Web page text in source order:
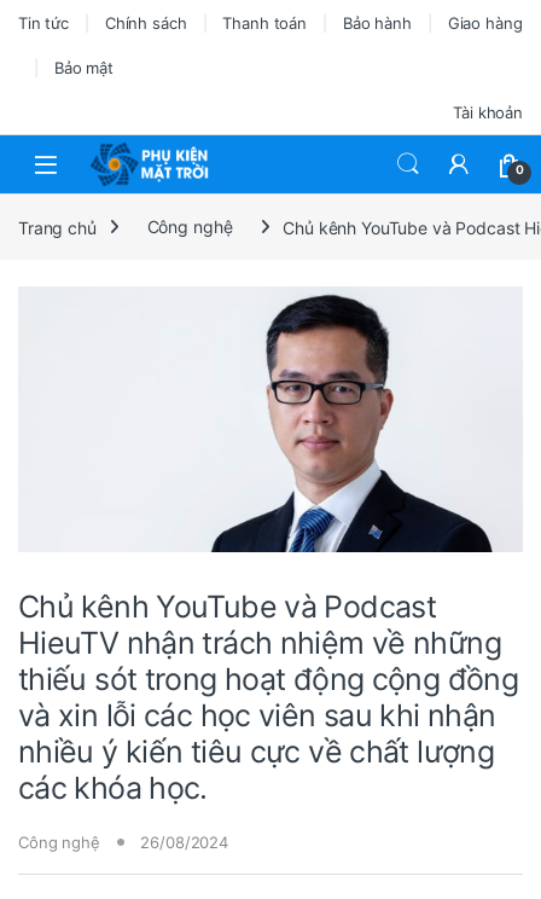
Tin tức Chính sách Thanh toán Bảo hành Giao hàng
Bảo mật
Tài khoản
0
Trang chủ Công nghệ Chủ kênh YouTube và Podcast
Chủ kênh YouTube và Podcast
HieuTV nhận trách nhiệm về những
thiếu sót trong hoạt động cộng đồng
và xin lỗi các học viên sau khi nhận
nhiều ý kiến tiêu cực về chất lượng
các khóa học.
Công nghệ 26/08/2024